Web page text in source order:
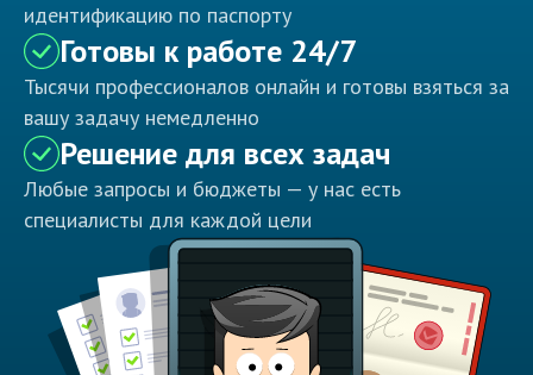
идентификацию по паспорту
Готовы к работе 24/7
Тысячи профессионалов онлайн и готовы взяться за
вашу задачу немедленно
Решение для всех задач
Любые запросы и бюджеты — у нас есть
специалисты для каждой цели